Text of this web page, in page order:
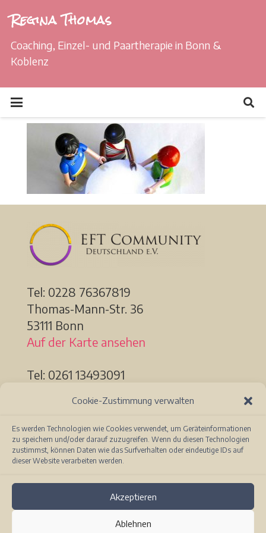
Cookie-Zustimmung verwalten
Es werden Technologien wie Cookies verwendet, um Geräteinformationen
zu speichern und/oder darauf zuzugreifen. Wenn du diesen Technologien
zustimmst, können Daten wie das Surfverhalten oder eindeutige IDs auf
dieser Website verarbeiten werden.
Akzeptieren
Ablehnen
Regina Thomas
Coaching, Einzel- und Paartherapie in Bonn &
Koblenz
Tel: 0228 76367819
Thomas-Mann-Str. 36
53111 Bonn
Auf der Karte ansehen
Tel: 0261 13493091
56068 Koblenz
Auf der Karte ansehen